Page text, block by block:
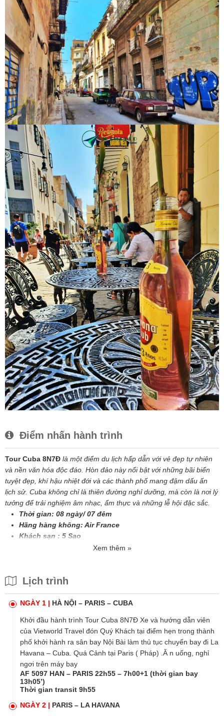
Điểm nhấn hành trình
Tour Cuba 8N7Đ là một điểm du lịch hấp dẫn với vẻ đẹp tự nhiên
và nền văn hóa độc đáo. Hòn đảo này nổi bật với những bãi biển
tuyệt đẹp, khí hậu nhiệt đới và các thành phố mang đậm dấu ấn
lịch sử. Cuba không chỉ là thiên đường nghỉ dưỡng, mà còn là nơi lý
tưởng để trải nghiệm âm nhạc, ẩm thực và những lễ hội đặc sắc.
Thời gian: 08 ngày/07đêm
Hãng hàng không: AirFrance
Khách sạn : 5 Sao
Xem thêm »
Lịch trình
NGÀY 1 | HÀ NỘI – PARIS – CUBA
Khởi đầu hành trình Tour Cuba 8N7Đ Xe và hướng dẫn viên
của Vietworld Travel đón Quý Khách tại điểm hẹn trong thành
phố khởi hành ra sân bay Nội Bài làm thủ tục chuyến bay đi La
Havana – Cuba. Quá Cảnh tại Paris ( Pháp) .Ă n uống, nghỉ
ngơi trên máy bay
AF 5097 HAN – PARIS 22h55 – 7h00+1 (thời gian bay
13h05’)
Thời gian transit 9h55
NGÀY 2 | PARIS – LA HAVANA